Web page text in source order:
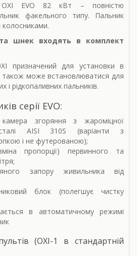
OXI EVO 82 кВт – повністю
факельного типу. Пальник
та шнек входять в комплект
призначений для установки в
також може встановлюватися для
і рідкопаливних пальників.
серії EVO:
камера згоряння з жароміцної
AISI 310S (варіанти з
і не футерованою);
пропорції) первинного та
запору живильника від
блок (полегшує чистку
в автоматичному режимі
(OXI-1 в стандартній